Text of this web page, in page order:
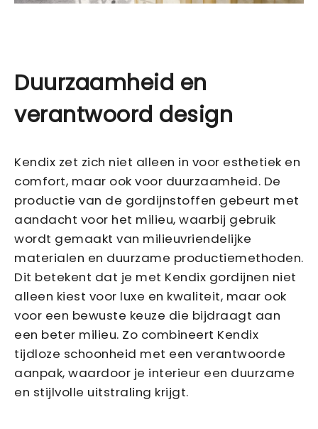
Duurzaamheid en
verantwoord design
Kendix zet zich niet alleen in voor esthetiek en
comfort, maar ook voor duurzaamheid. De
productie van de gordijnstoffen gebeurt met
aandacht voor het milieu, waarbij gebruik
wordt gemaakt van milieuvriendelijke
materialen en duurzame productiemethoden.
Dit betekent dat je met Kendix gordijnen niet
alleen kiest voor luxe en kwaliteit, maar ook
voor een bewuste keuze die bijdraagt aan
een beter milieu. Zo combineert Kendix
tijdloze schoonheid met een verantwoorde
aanpak, waardoor je interieur een duurzame
en stijlvolle uitstraling krijgt.